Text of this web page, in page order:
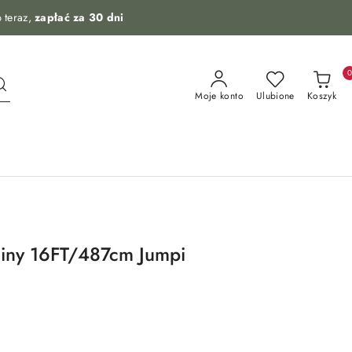
teraz, zapłać za 30 dni
Moje konto Ulubione Koszyk
0
16FT/487cm Jumpi